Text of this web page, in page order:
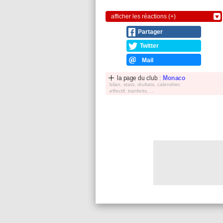
afficher les réactions (+)
Partager
Twitter
Mail
la page du club : Monaco
bilan, stats, réultats, calendrier,
effectif, tranferts, ...